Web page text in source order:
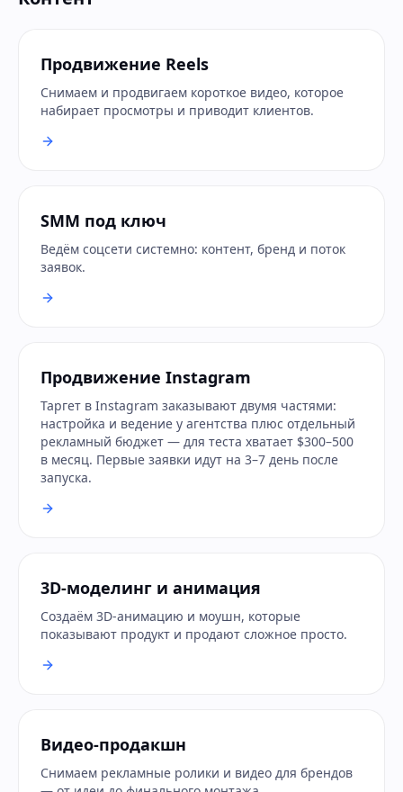
Продвижение Reels
Снимаем и продвигаем короткое видео, которое
набирает просмотры и приводит клиентов.
SMM под ключ
Ведём соцсети системно: контент, бренд и поток
заявок.
Продвижение Instagram
Таргет в Instagram заказывают двумя частями:
настройка и ведение у агентства плюс отдельный
рекламный бюджет — для теста хватает $300–500
в месяц. Первые заявки идут на 3–7 день после
запуска.
3D-моделинг и анимация
Создаём 3D-анимацию и моушн, которые
показывают продукт и продают сложное просто.
Видео-продакшн
Снимаем рекламные ролики и видео для брендов